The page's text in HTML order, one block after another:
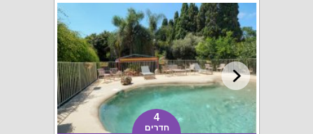
4
חדרים